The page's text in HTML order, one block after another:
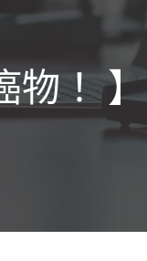
物！ 】